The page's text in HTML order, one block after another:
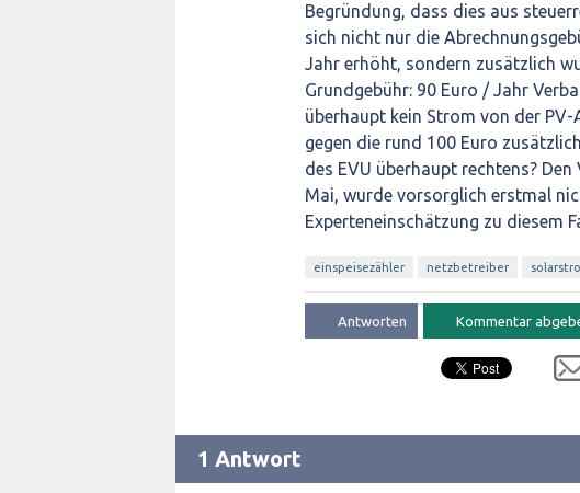
Begründung, dass dies aus
sich nicht nur die
Jahr erhöht, sondern zusätzlich
Grundgebühr: 90 Euro / Jahr
überhaupt kein Strom von der PV-
gegen die rund 100 Euro
des EVU überhaupt rechtens?
Mai, wurde vorsorglich erstmal
Experteneinschätzung zu diesem
einspeisezähler netzbetreiber
1 Antwort